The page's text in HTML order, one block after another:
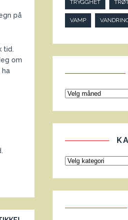
på
tid.
om
TRYGGHET
VAMP